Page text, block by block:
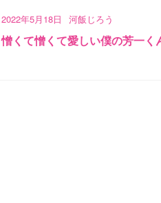
2022年5月18日 河飯じろう
憎くて憎くて愛しい僕の芳一く